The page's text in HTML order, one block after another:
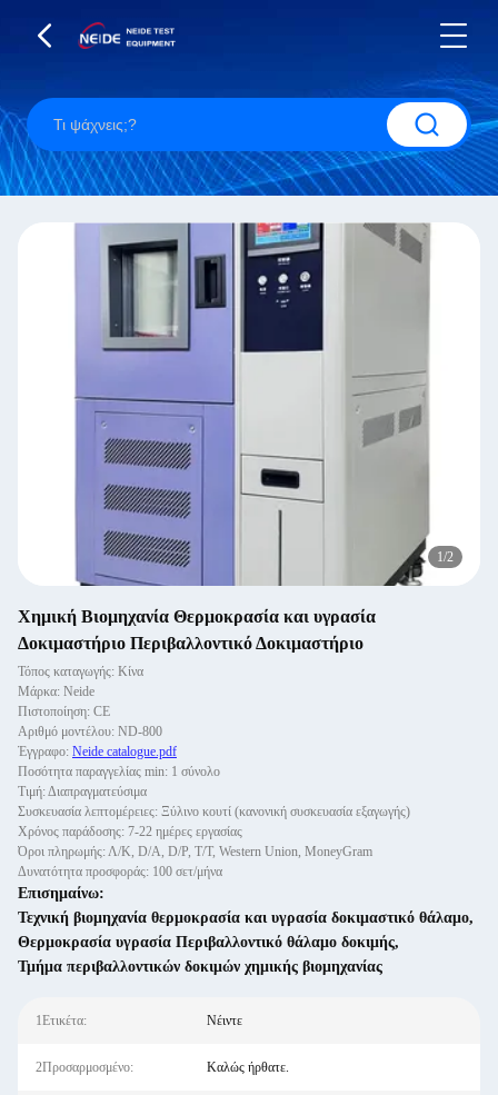
1/2
Χημική Βιομηχανία Θερμοκρασία και υγρασία
Δοκιμαστήριο Περιβαλλοντικό Δοκιμαστήριο
Τόπος καταγωγής: Κίνα
Μάρκα: Neide
Πιστοποίηση: CE
Αριθμό μοντέλου: ND-800
Έγγραφο: Neide catalogue.pdf
Ποσότητα παραγγελίας min: 1 σύνολο
Τιμή: Διαπραγματεύσιμα
Συσκευασία λεπτομέρειες: Ξύλινο κουτί (κανονική συσκευασία εξαγωγής)
Χρόνος παράδοσης: 7-22 ημέρες εργασίας
Όροι πληρωμής: Λ/Κ, D/A, D/P, T/T, Western Union, MoneyGram
Δυνατότητα προσφοράς: 100 σετ/μήνα
Επισημαίνω:
Τεχνική βιομηχανία θερμοκρασία και υγρασία δοκιμαστικό θάλαμο,
Θερμοκρασία υγρασία Περιβαλλοντικό θάλαμο δοκιμής,
Τμήμα περιβαλλοντικών δοκιμών χημικής βιομηχανίας
1Ετικέτα: Νέιντε
2Προσαρμοσμένο: Καλώς ήρθατε.